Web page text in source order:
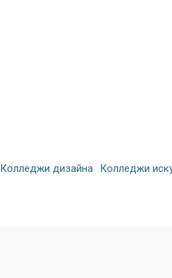
Колледжи дизайна Колледжи